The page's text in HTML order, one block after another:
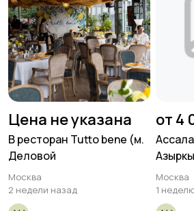
Цена не указана
В ресторан Tutto bene (м.
Деловой
Москва
2 недели назад
от 4
Москва
1